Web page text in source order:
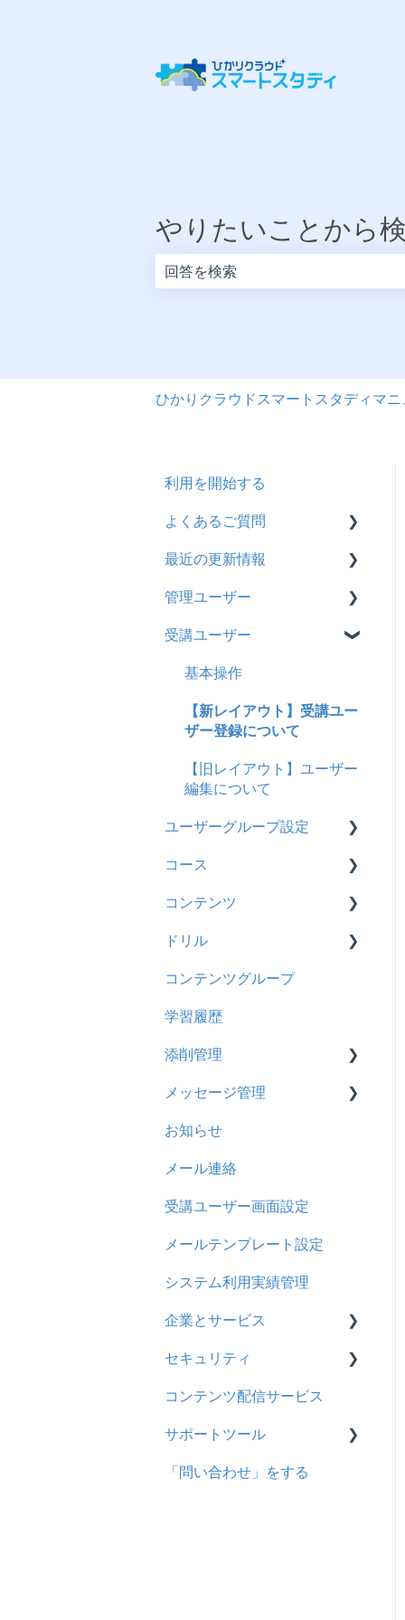
やりたいことから
ひかりクラウドスマートスタディマ
利用を開始する
よくあるご質問
契約
トライアル
カスタマイズ
インターネット・セキュリ
料金
管理ユーザー・受講ユー
ザー
履歴
コンテンツ
CSV
ドキュメント
ビデオ
ドリル
メール
メッセージ
お知らせ
多言語変換
助成金
最近の更新情報
2026年8月アップデート
2026年2月アップデート
2025年10月アップデート
2025年9月アップデート
2024年12月アップデート
2024年8月アップデート
2024年5月アップデート
2023年12月アップデート
2023年11月アップデート
2023年8月アップデート
2023年4月アップデート
管理ユーザー
管理ユーザーの統合につい
ロールと権限
受講ユーザー
基本操作
【新レイアウト】受講ユー
ザー登録について
【旧レイアウト】ユーザー
編集について
ユーザーグループ設定
【新レイアウト】ユーザー
グループ設定
コース
基本操作
新レイアウト
旧レイアウト
コース詳細設定の参考
ストレスチェック
CSVについて
コンテンツ
ビデオ
ドキュメント
多言語表示
リンク
ドリル
概要
問題について
ドリルについて
【問題・ドリル】の参考
ドリルスキンについて
問題属性
コンテンツグループ
学習履歴
添削管理
概要
基本操作
採点権限のみを持ったユー
ユーザ
メッセージ管理
基本操作
リンクメッセージスレッド
お知らせ
メール連絡
受講ユーザー画面設定
メールテンプレート設定
システム利用実績管理
企業とサービス
用語の定義
企業について
統合ユーザーについて
サービスについて
セキュリティ
シングルサインオン設定
証明書認証
MFA(多要素認証)
コンテンツ配信サービス
サポートツール
基本操作
「問い合わせ」をする